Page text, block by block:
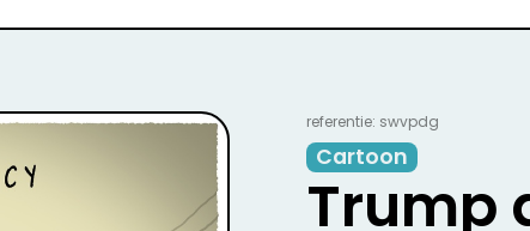
referentie: swvpdg
Cartoon
Trump